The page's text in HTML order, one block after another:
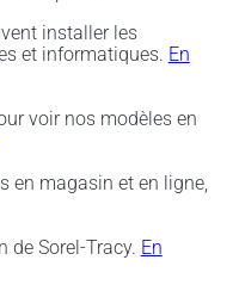
installer les
et informatiques. En
voir nos modèles en
en magasin et en ligne,
de Sorel-Tracy. En